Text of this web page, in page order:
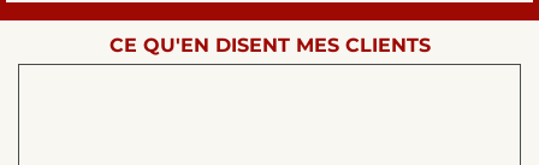
CE QU'EN DISENT MES CLIENTS